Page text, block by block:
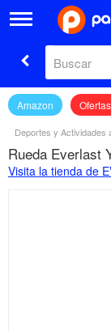
Amazon Ofertas
Deportes y Actividades
Rueda Everlast
Visita la tienda de